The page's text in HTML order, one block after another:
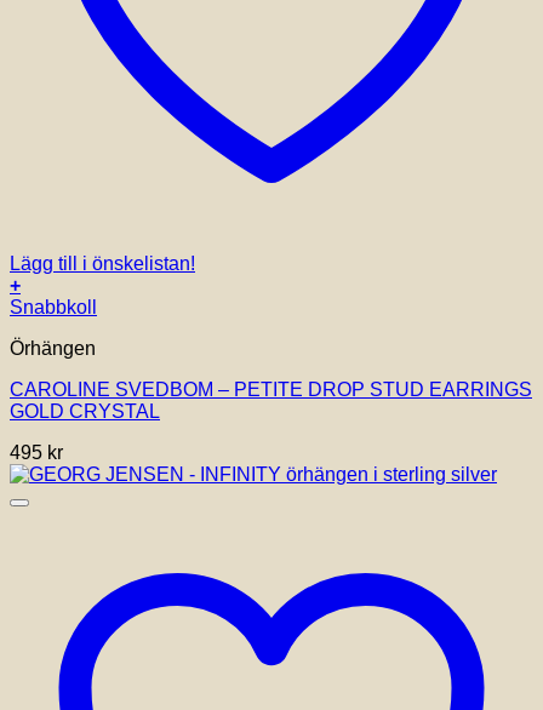
Lägg till i önskelistan!
+
Snabbkoll
Örhängen
CAROLINE SVEDBOM – PETITE DROP STUD EARRINGS
GOLD CRYSTAL
495 kr